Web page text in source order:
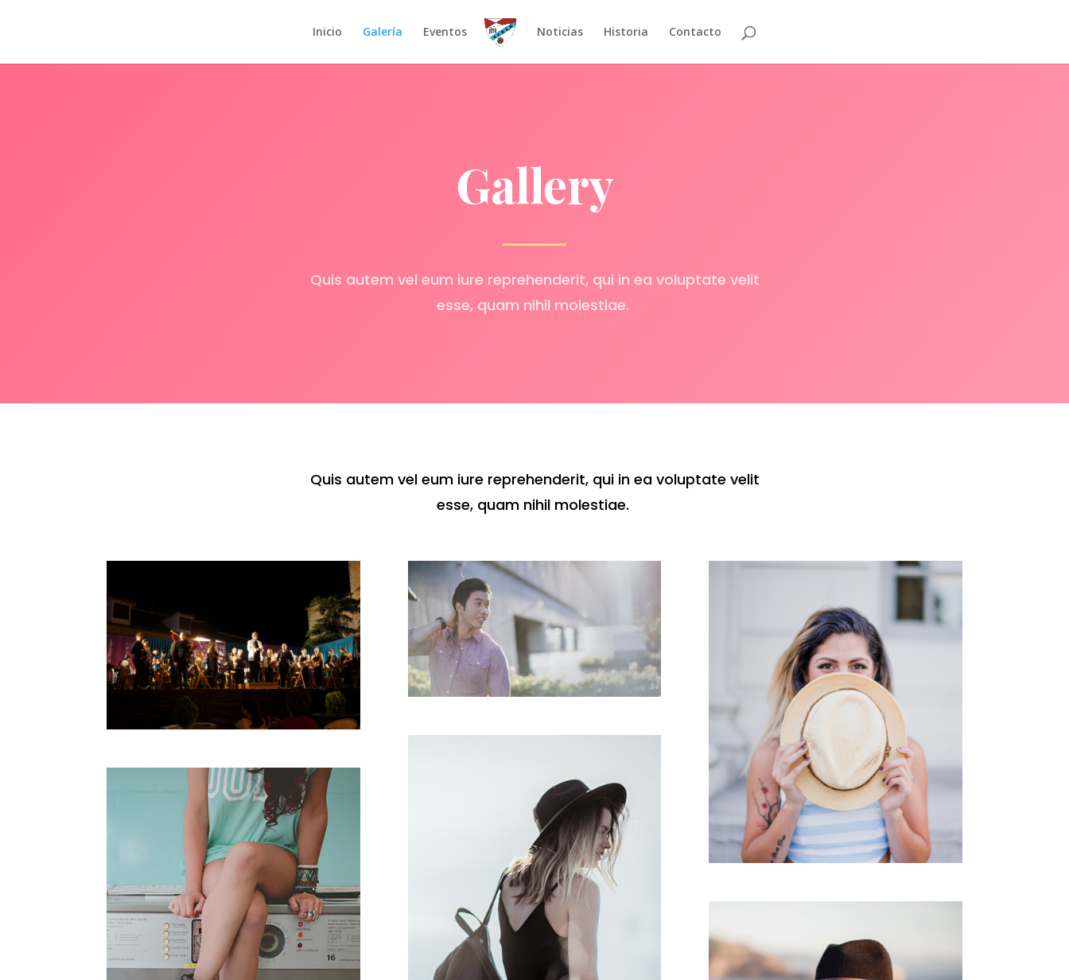
Inicio Galería Eventos Noticias Historia Contacto
Gallery
Quis autem vel eum iure reprehenderit, qui in ea voluptate velit
esse, quam nihil molestiae.
Quis autem vel eum iure reprehenderit, qui in ea voluptate velit
esse, quam nihil molestiae.